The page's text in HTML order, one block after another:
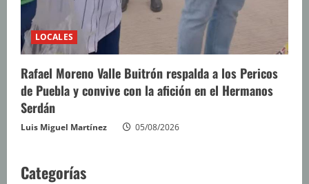
LOCALES
Rafael Moreno Valle Buitrón respalda a los Pericos
de Puebla y convive con la afición en el Hermanos
Serdán
Luis Miguel Martínez 05/08/2026
Categorías